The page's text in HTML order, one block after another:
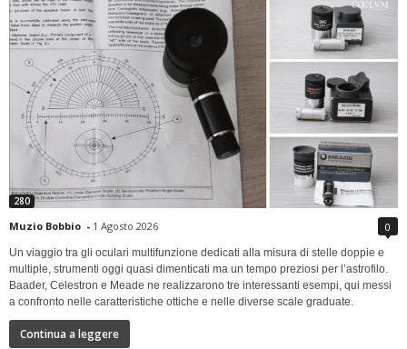
280
Muzio Bobbio - 1 Agosto 2026 0
Un viaggio tra gli oculari multifunzione dedicati alla misura di stelle doppie e
multiple, strumenti oggi quasi dimenticati ma un tempo preziosi per l’astrofilo.
Baader, Celestron e Meade ne realizzarono tre interessanti esempi, qui messi
a confronto nelle caratteristiche ottiche e nelle diverse scale graduate.
Continua a leggere